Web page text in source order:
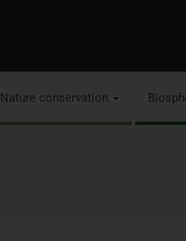
Nature conservation